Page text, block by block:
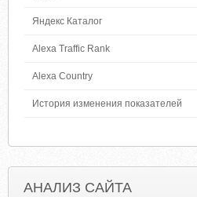
Яндекс Каталог
Alexa Traffic Rank
Alexa Country
История изменения показателей
АНАЛИЗ САЙТА